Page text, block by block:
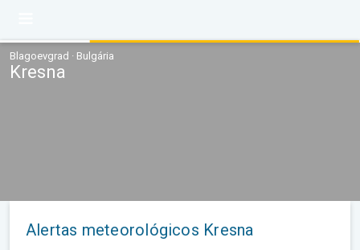
Blagoevgrad · Bulgária
Kresna
Alertas meteorológicos Kresna